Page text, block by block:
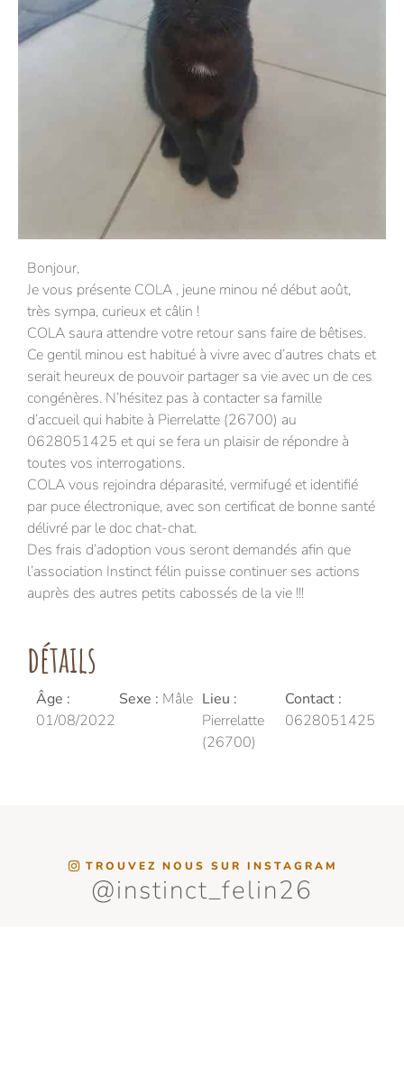
Bonjour,
Je vous présente COLA , jeune minou né début août,
très sympa, curieux et câlin !
COLA saura attendre votre retour sans faire de bêtises.
Ce gentil minou est habitué à vivre avec d’autres chats et
serait heureux de pouvoir partager sa vie avec un de ces
congénères. N’hésitez pas à contacter sa famille
d’accueil qui habite à Pierrelatte (26700) au
0628051425 et qui se fera un plaisir de répondre à
toutes vos interrogations.
COLA vous rejoindra déparasité, vermifugé et identifié
par puce électronique, avec son certificat de bonne santé
délivré par le doc chat-chat.
Des frais d’adoption vous seront demandés afin que
l’association Instinct félin puisse continuer ses actions
auprès des autres petits cabossés de la vie !!!
détails
Âge :
01/08/2022
Sexe : Mâle Lieu :
Pierrelatte
(26700)
Contact :
0628051425
TROUVEZ NOUS SUR INSTAGRAM
@instinct_felin26